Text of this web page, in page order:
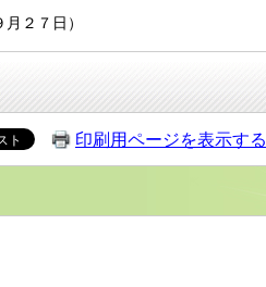
２７日）
印刷用ページを表示する